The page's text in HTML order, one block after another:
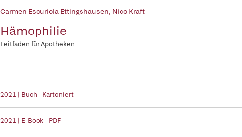
Carmen Escuriola Ettingshausen, Nico Kraft
Hämophilie
Leitfaden für Apotheken
2021 | Buch - Kartoniert
2021 | E-Book - PDF